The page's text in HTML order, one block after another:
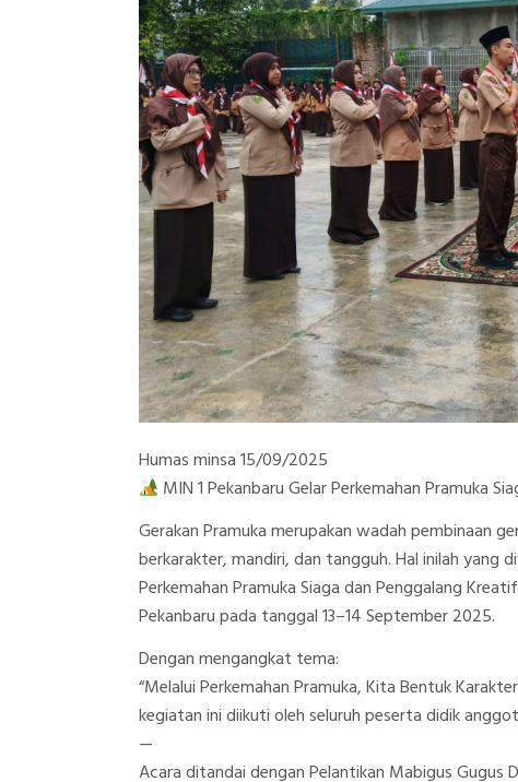
Humas minsa 15/09/2025
MIN 1 Pekanbaru Gelar Perkemahan Pramuka
Gerakan Pramuka merupakan wadah pembinaan
berkarakter, mandiri, dan tangguh. Hal inilah yang
Perkemahan Pramuka Siaga dan Penggalang
Pekanbaru pada tanggal 13–14 September 2025.
Dengan mengangkat tema:
“Melalui Perkemahan Pramuka, Kita Bentuk
kegiatan ini diikuti oleh seluruh peserta didik
—
Acara ditandai dengan Pelantikan Mabigus Gugus